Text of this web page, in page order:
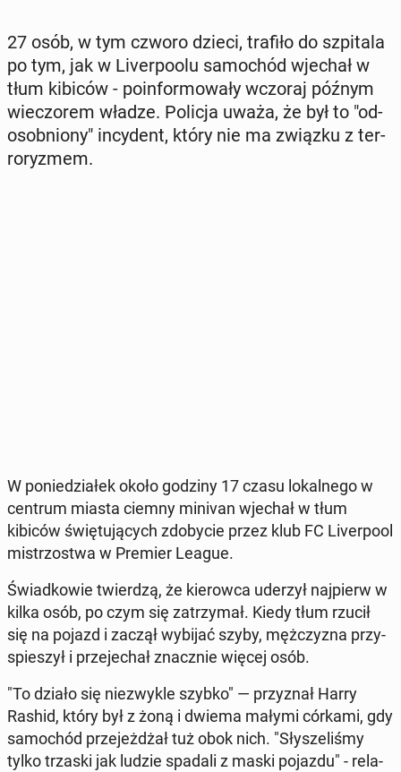
27 osób, w tym czworo dzieci, trafiło do szpi­ta­la
po tym, jak w Li­ver­po­olu sa­mo­chód wjechał w
tłum kibiców - po­in­for­mo­wa­ły wczoraj późnym
wie­czo­rem władze. Policja uważa, że był to "od­
osob­nio­ny" in­cy­dent, który nie ma związku z ter­
ro­ry­zmem.
W po­nie­dzia­łek około godziny 17 czasu lo­kal­ne­go w
centrum miasta ciemny minivan wjechał w tłum
kibiców świę­tu­ją­cych zdo­by­cie przez klub FC Li­ver­po­ol
mi­strzo­stwa w Premier League.
Świad­ko­wie twier­dzą, że kie­row­ca uderzył naj­pierw w
kilka osób, po czym się za­trzy­mał. Kiedy tłum rzucił
się na pojazd i zaczął wybijać szyby, męż­czy­zna przy­
spie­szył i prze­je­chał znacz­nie więcej osób.
"To działo się nie­zwy­kle szybko" — przy­znał Harry
Rashid, który był z żoną i dwiema małymi córkami, gdy
sa­mo­chód prze­jeż­dżał tuż obok nich. "Sły­sze­li­śmy
tylko trzaski jak ludzie spadali z maski pojazdu" - re­la­